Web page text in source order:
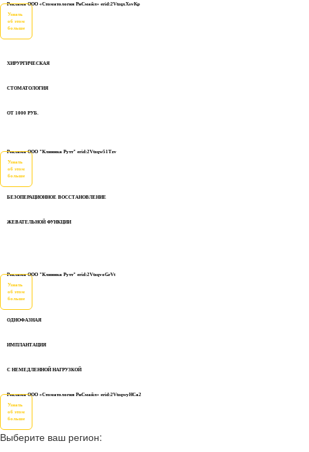
Реклама ООО «Стоматология РиСмайл» erid:2VtzqxXsvKp
Узнать
об этом
больше
ХИРУРГИЧЕСКАЯ
СТОМАТОЛОГИЯ
ОТ 1000 РУБ.
Реклама ООО "Клиника Рутт" erid:2Vtzqw51Tzv
Узнать
об этом
больше
БЕЗОПЕРАЦИОННОЕ ВОССТАНОВЛЕНИЕ
ЖЕВАТЕЛЬНОЙ ФУНКЦИИ
Реклама ООО "Клиника Рутт" erid:2VtzqvoGrVt
Узнать
об этом
больше
ОДНОФАЗНАЯ
ИМПЛАНТАЦИЯ
С НЕМЕДЛЕННОЙ НАГРУЗКОЙ
Реклама ООО «Стоматология РиСмайл» erid:2VtzqwyHCa2
Узнать
об этом
больше
Выберите ваш регион: